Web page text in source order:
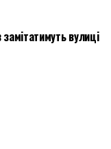
вулиці